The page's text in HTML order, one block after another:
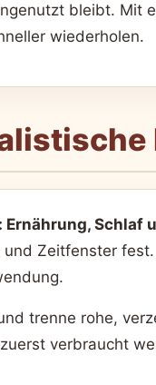
bleibt. Mit
wiederholen.
Schlaf
Zeitfenster
trenne rohe,
verbraucht